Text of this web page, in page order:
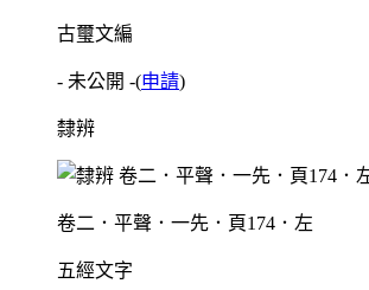
古璽文編
- 未公開 -(申請)
隸辨
卷二．平聲．一先．頁174．左
五經文字